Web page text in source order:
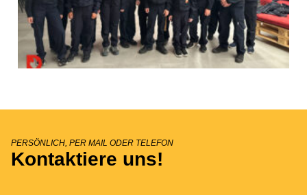
PERSÖNLICH, PER MAIL ODER TELEFON
Kontaktiere uns!